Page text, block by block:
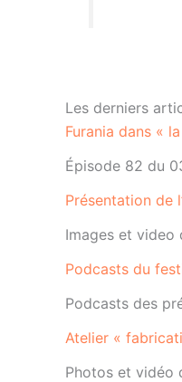
Les derniers
Furania dans «
Épisode 82 du
Présentation de
Images et video
Podcasts du
Podcasts des
Atelier «
Photos et vidéo